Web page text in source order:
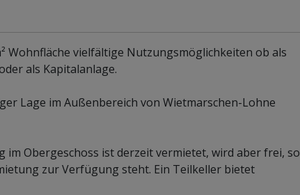
Wohnfläche vielfältige Nutzungsmöglichkeiten ob als
als Kapitalanlage.
Lage im Außenbereich von Wietmarschen-Lohne
Obergeschoss ist derzeit vermietet, wird aber frei, so
zur Verfügung steht. Ein Teilkeller bietet